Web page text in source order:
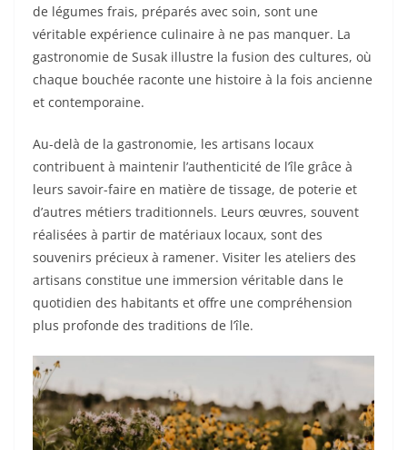
de légumes frais, préparés avec soin, sont une
véritable expérience culinaire à ne pas manquer. La
gastronomie de Susak illustre la fusion des cultures, où
chaque bouchée raconte une histoire à la fois ancienne
et contemporaine.
Au-delà de la gastronomie, les artisans locaux
contribuent à maintenir l’authenticité de l’île grâce à
leurs savoir-faire en matière de tissage, de poterie et
d’autres métiers traditionnels. Leurs œuvres, souvent
réalisées à partir de matériaux locaux, sont des
souvenirs précieux à ramener. Visiter les ateliers des
artisans constitue une immersion véritable dans le
quotidien des habitants et offre une compréhension
plus profonde des traditions de l’île.